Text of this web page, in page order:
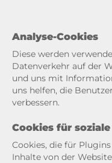
Analyse-Cookies
Diese werden
Datenverkehr auf der
und uns mit
uns helfen, die
verbessern.
Cookies für
Cookies, die für
Inhalte von der